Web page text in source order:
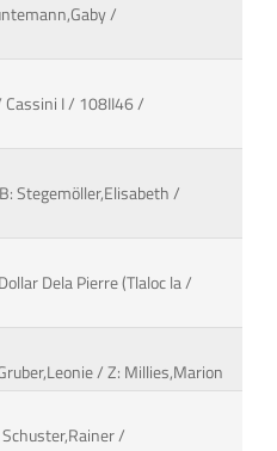
/
I / 108II46 /
Stegemöller,Elisabeth /
Dela Pierre (Tlaloc la /
/ Z: Millies,Marion
/